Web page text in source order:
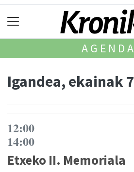
AGENDA
Igandea, ekainak 7
12:00
14:00
Etxeko II. Memoriala